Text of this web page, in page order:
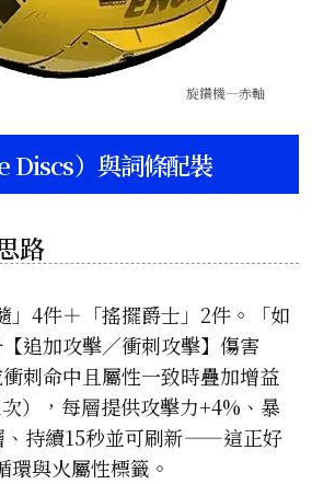
旋鑽機—赤軸
Discs）與詞條配裝
路
」4件＋「搖擺爵士」2件。「如
追加攻擊／衝刺攻擊】傷害
刺命中且屬性一致時疊加增益
次），每層提供攻擊力+4%、暴
、持續15秒並可刷新——這正好
環與火屬性標籤。